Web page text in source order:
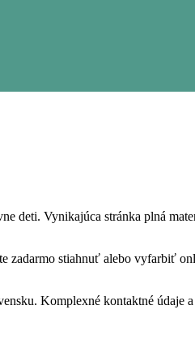
deti. Vynikajúca stránka plná
stiahnuť alebo vyfarbiť
Komplexné kontaktné